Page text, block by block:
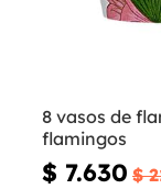
8 vasos de
flamingos
$ 7.630 $